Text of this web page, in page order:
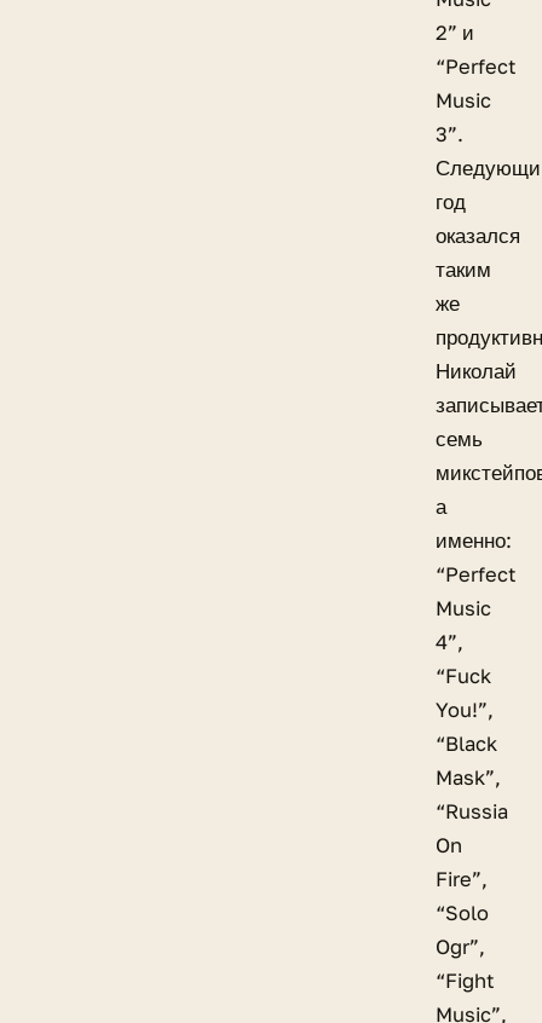
2” и
“Perfect
Music
3”.
год
оказался
таким
же
Николай
семь
а
именно:
“Perfect
Music
4”,
“Fuck
You!”,
“Black
Mask”,
“Russia
On
Fire”,
“Solo
Ogr”,
“Fight
Music”,